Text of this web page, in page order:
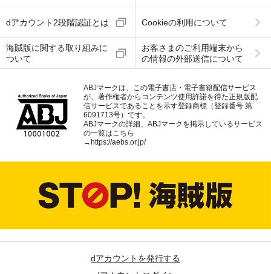
dアカウント2段階認証とは Cookieの利用について
海賊版に関する取り組みに
ついて
お客さまのご利用端末から
の情報の外部送信について
ABJマークは、この電子書店・電子書籍配信サービス
が、著作権者からコンテンツ使用許諾を得た正規版配
信サービスであることを示す登録商標（登録番号 第
6091713号）です。
ABJマークの詳細、ABJマークを掲示しているサービス
の一覧はこちら
→ https://aebs.or.jp/
dアカウントを発行する